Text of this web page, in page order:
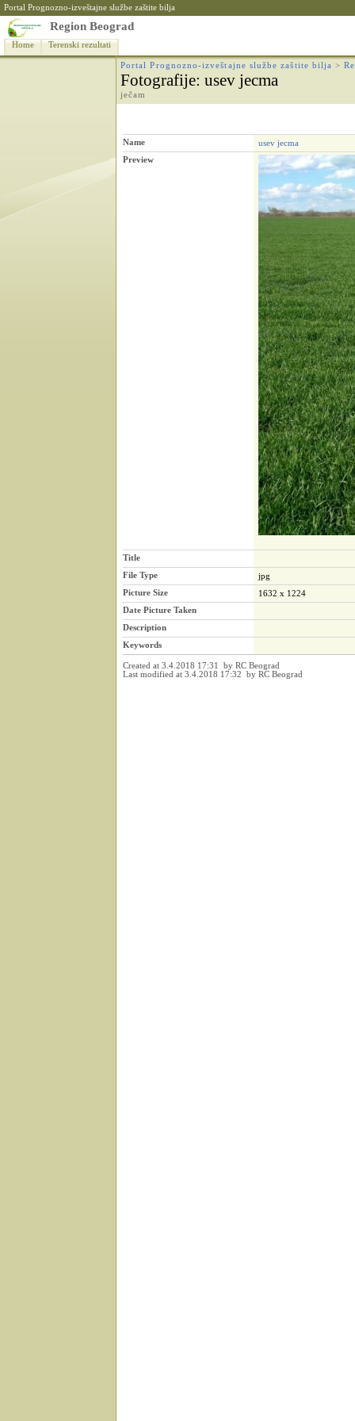
Portal Prognozno-izveštajne službe zaštite bilja
Region Beograd
Home Terenski rezultati
Portal Prognozno-izveštajne službe zaštite bilja >
Fotografije: usev jecma
ječam
Name
usev jecma
Preview
Title
File Type
jpg
Picture Size
1632 x 1224
Date Picture Taken
Description
Keywords
Created at 3.4.2018 17:31 by RC Beograd
Last modified at 3.4.2018 17:32 by RC Beograd